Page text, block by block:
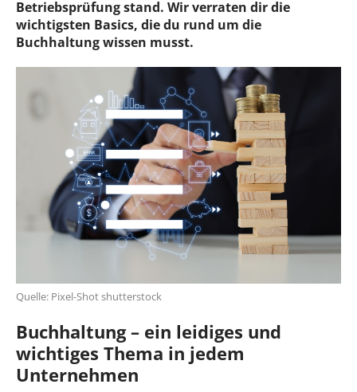
Betriebsprüfung stand. Wir verraten dir die
wichtigsten Basics, die du rund um die
Buchhaltung wissen musst.
Quelle: Pixel-Shot shutterstock
Buchhaltung – ein leidiges und
wichtiges Thema in jedem
Unternehmen